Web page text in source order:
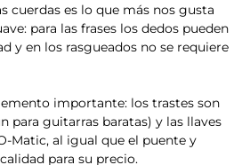
cuerdas es lo que más nos gusta
para las frases los dedos pueden
y en los rasgueados no se requiere
importante: los trastes son
para guitarras baratas) y las llaves
Matic, al igual que el puente y
para su precio.